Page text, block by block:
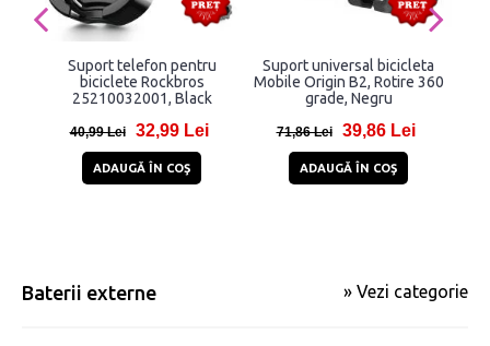
Suport telefon pentru
biciclete Rockbros
25210032001, Black
40,99 Lei 32,99 Lei
ADAUGĂ ÎN COŞ
Suport universal bicicleta
Mobile Origin B2, Rotire 360
grade, Negru
71,86 Lei 39,86 Lei
ADAUGĂ ÎN COŞ
Baterii externe » Vezi categorie